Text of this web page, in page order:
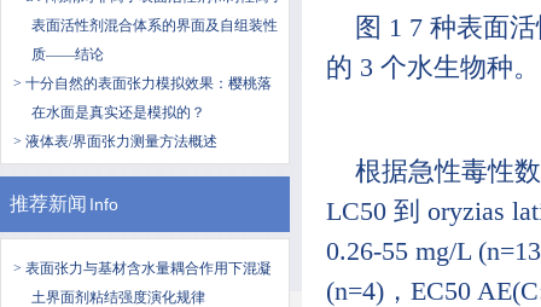
表面活性剂混合体系的界面及自组装性
质——结论
> 十分自然的表面张力模拟效果：樱桃落
在水面是真实还是模拟的？
> 液体表/界面张力测量方法概述
推荐新闻 Info
> 表面张力与基材含水量耦合作用下混凝
土界面剂粘结强度演化规律
图 1 7 种表面
的 3 个水生物种。
根据急性毒性
LC50 到 oryzias
0.26-55 mg/L
(n=4)，EC50